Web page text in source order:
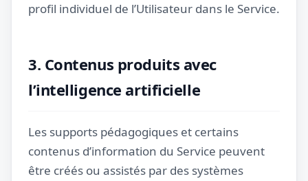
profil individuel de l’Utilisateur dans le Service.
3. Contenus produits avec
l’intelligence artificielle
Les supports pédagogiques et certains
contenus d’information du Service peuvent
être créés ou assistés par des systèmes